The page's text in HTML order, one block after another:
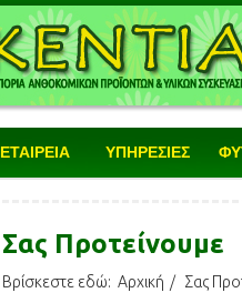
ΕΤΑΙΡΕΙΑ ΥΠΗΡΕΣΙΕΣ
Σας Προτείνουμε
Βρίσκεστε εδώ: Αρχική Σας